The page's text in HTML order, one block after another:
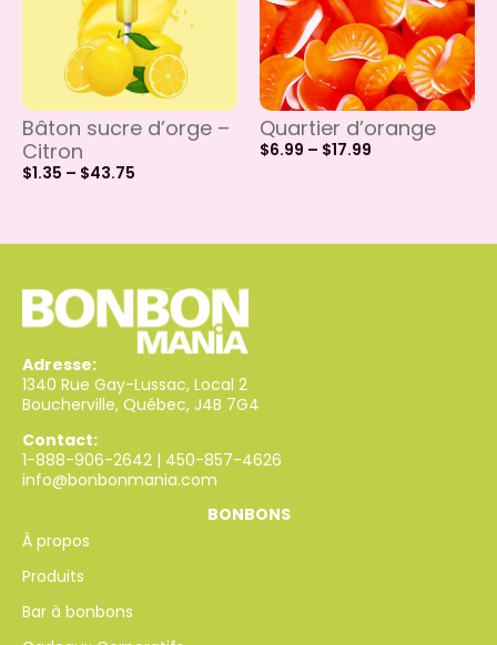
Bâton sucre d’orge –
Citron
$1.35 – $43.75
Quartier d’orange
$6.99 – $17.99
Adresse:
1340 Rue Gay-Lussac, Local 2
Boucherville, Québec, J4B 7G4
Contact:
1-888-906-2642 | 450-857-4626
info@bonbonmania.com
BONBONS
À propos
Produits
Bar à bonbons